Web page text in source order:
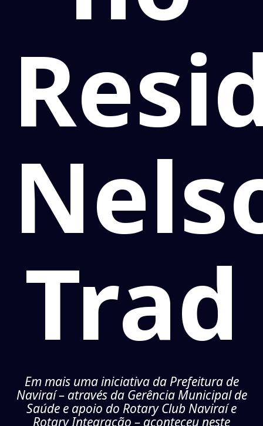
Trad
Em mais uma iniciativa da Prefeitura de
Naviraí – através da Gerência Municipal de
Saúde e apoio do Rotary Club Naviraí e
Rotary Integração – aconteceu neste